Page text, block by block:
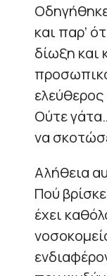
και παρ’
δίωξη και
Ούτε
να
Αλήθεια
Πού
έχει